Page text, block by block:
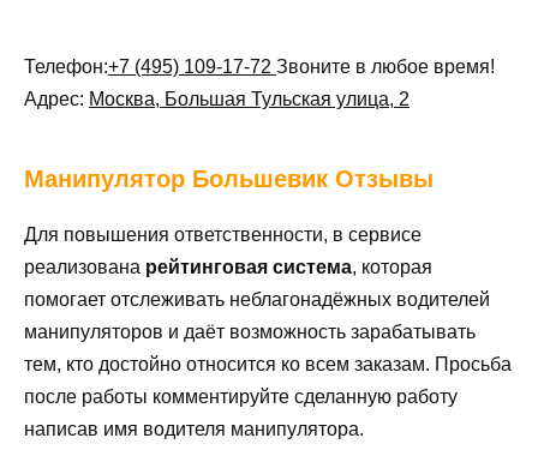
Телефон:+7 (495) 109-17-72 Звоните в любое время!
Адрес: Москва, Большая Тульская улица, 2
Манипулятор Большевик Отзывы
Для повышения ответственности, в сервисе
реализована рейтинговая система, которая
помогает отслеживать неблагонадёжных водителей
манипуляторов и даёт возможность зарабатывать
тем, кто достойно относится ко всем заказам. Просьба
после работы комментируйте сделанную работу
написав имя водителя манипулятора.